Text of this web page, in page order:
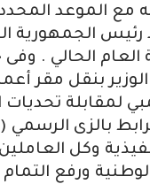
مع الموعد
رئيس الجمهورية
العام الحالي .
بنقل مقر
لمقابلة
بالزى الرسمي
وكل
ورفع